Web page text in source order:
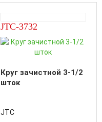
JTC-3732
Круг зачистной 3-1/2
шток
JTC